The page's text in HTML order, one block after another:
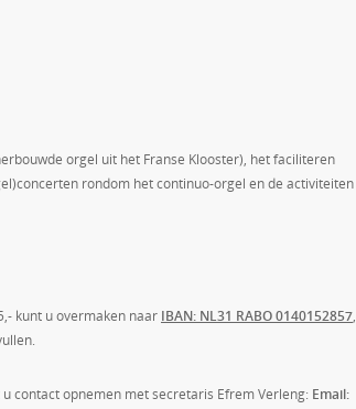
orgel uit het Franse Klooster), het faciliteren
rondom het continuo-orgel en de activiteiten
kunt u overmaken naar IBAN: NL31 RABO 0140152857,
contact opnemen met secretaris Efrem Verleng: Email: